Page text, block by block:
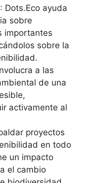
: Dots.Eco ayuda
sobre
importantes
sobre la
a las
de una
activamente al
proyectos
en todo
un impacto
el cambio